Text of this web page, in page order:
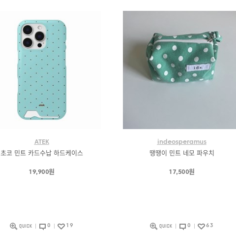
ATEK
초코 민트 카드수납 하드케이스
19,900원
0 19
indeosperamus
땡땡이 민트 네모 파우치
17,500원
0 63